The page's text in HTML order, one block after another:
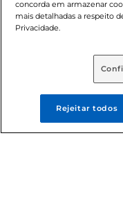
www.bretas.com.br,
prévio. O valor
80,00.
© 2025 Copyright.
reservados Bretas.
concorda em armazenar
mais detalhadas a respeito
Privacidade.
Rejeitar todos